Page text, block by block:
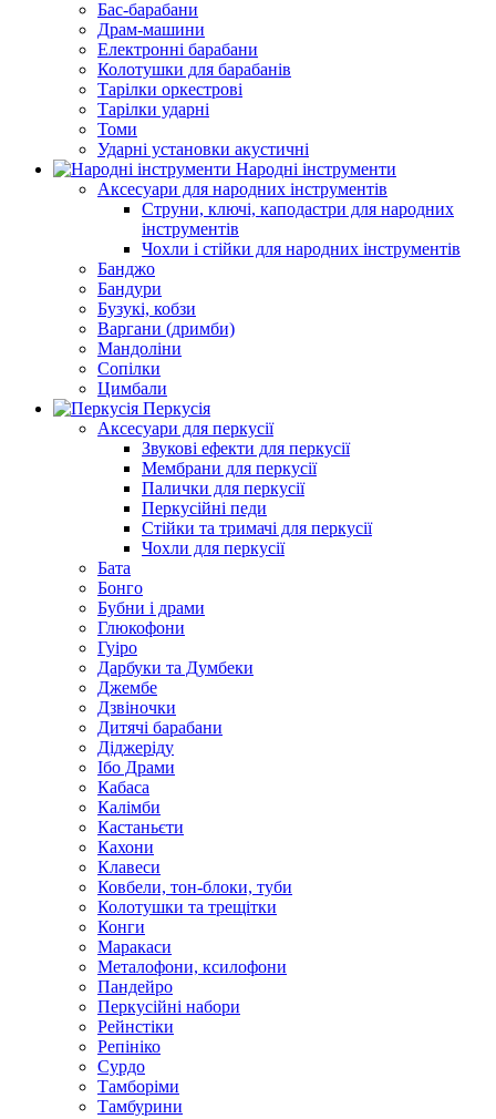
Бас-барабани
Драм-машини
Електронні барабани
Колотушки для барабанів
Тарілки оркестрові
Тарілки ударні
Томи
Ударні установки акустичні
Народні інструменти
Аксесуари для народних інструментів
Струни, ключі, каподастри для народних
інструментів
Чохли і стійки для народних інструментів
Банджо
Бандури
Бузукі, кобзи
Варгани (дримби)
Мандоліни
Сопілки
Цимбали
Перкусія
Аксесуари для перкусії
Звукові ефекти для перкусії
Мембрани для перкусії
Палички для перкусії
Перкусійні педи
Стійки та тримачі для перкусії
Чохли для перкусії
Бата
Бонго
Бубни і драми
Глюкофони
Гуіро
Дарбуки та Думбеки
Джембе
Дзвіночки
Дитячі барабани
Діджеріду
Ібо Драми
Кабаса
Калімби
Кастаньєти
Кахони
Клавеси
Ковбели, тон-блоки, туби
Колотушки та трещітки
Конги
Маракаси
Металофони, ксилофони
Пандейро
Перкусійні набори
Рейнстіки
Репініко
Сурдо
Тамборіми
Тамбурини